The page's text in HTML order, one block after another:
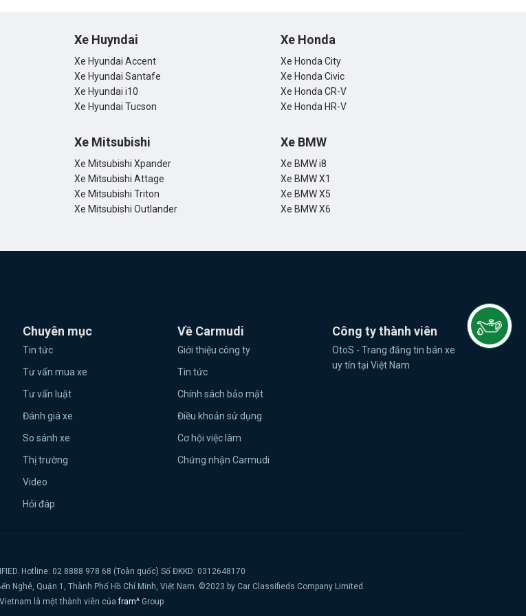
Xe Huyndai
Xe Hyundai Accent
Xe Hyundai Santafe
Xe Hyundai i10
Xe Hyundai Tucson
Xe Honda
Xe Honda City
Xe Honda Civic
Xe Honda CR-V
Xe Honda HR-V
Xe Mitsubishi
Xe Mitsubishi Xpander
Xe Mitsubishi Attage
Xe Mitsubishi Triton
Xe Mitsubishi Outlander
Xe BMW
Xe BMW i8
Xe BMW X1
Xe BMW X5
Xe BMW X6
Chuyên mục
Tin tức
Tư vấn mua xe
Tư vấn luật
Đánh giá xe
So sánh xe
Thị trường
Video
Hỏi đáp
Về Carmudi
Giới thiệu công ty
Tin tức
Chính sách bảo mật
Điều khoản sử dụng
Cơ hội việc làm
Chứng nhận Carmudi
Công ty thành viên
OtoS - Trang đăng tin bán xe
uy tín tại Việt Nam
Hotline: 02 8888 978 68 (Toàn quốc) Số ĐKKD: 0312648170
Nghé, Quận 1, Thành Phố Hồ Chí Minh, Việt Nam. ©2023 by Car Classifieds Company Limited.
là một thành viên củafram^ Group